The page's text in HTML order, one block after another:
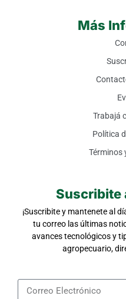
Más
Trabajá
Política
Términos
Suscribite
¡Suscribite y mantenete al
tu correo las últimas
avances tecnológicos y
agropecuario,